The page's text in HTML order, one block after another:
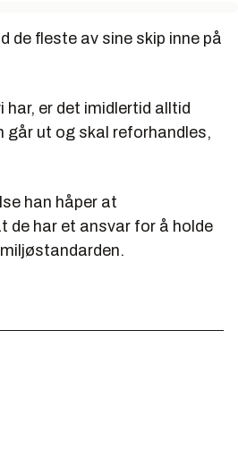
de fleste av sine skip inne på
er det imidlertid alltid
går ut og skal reforhandles,
han håper at
de har et ansvar for å holde